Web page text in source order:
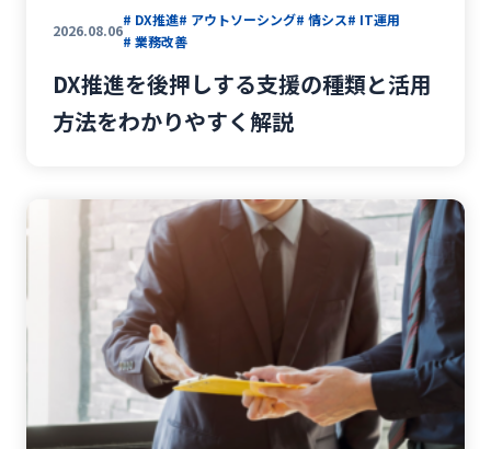
業務効率化
IT運用
業務改善 #IT活用
#ホワイトペーパー #IT資産管理
# キッティング #セキュリティ
2026.08.06
# DX推進# アウトソーシング# 情シス# IT運用
# 業務改善
DX推進を後押しする支援の種類と活用
方法をわかりやすく解説